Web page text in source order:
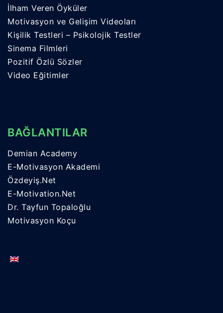
İlham Veren Öyküler
Motivasyon ve Gelişim Videoları
Kişilik Testleri – Psikolojik Testler
Sinema Filmleri
Pozitif Özlü Sözler
Video Eğitimler
BAĞLANTILAR
Demian Academy
E-Motivasyon Akademi
Özdeyiş.Net
E-Motivation.Net
Dr. Tayfun Topaloğlu
Motivasyon Koçu